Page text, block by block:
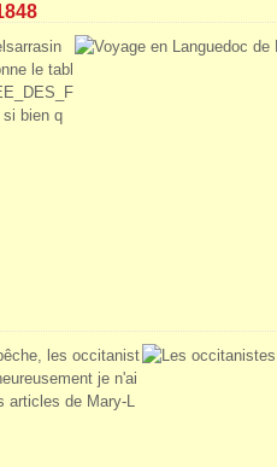
le tabl
bien q
les occitanist
je n'ai
articles de Mary-L